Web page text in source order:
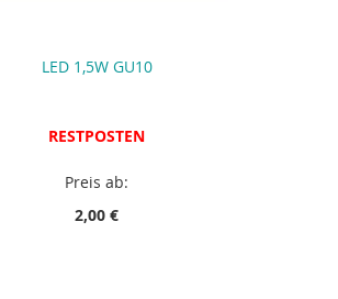
LED 1,5W GU10
RESTPOSTEN
Preis ab:
2,00 €